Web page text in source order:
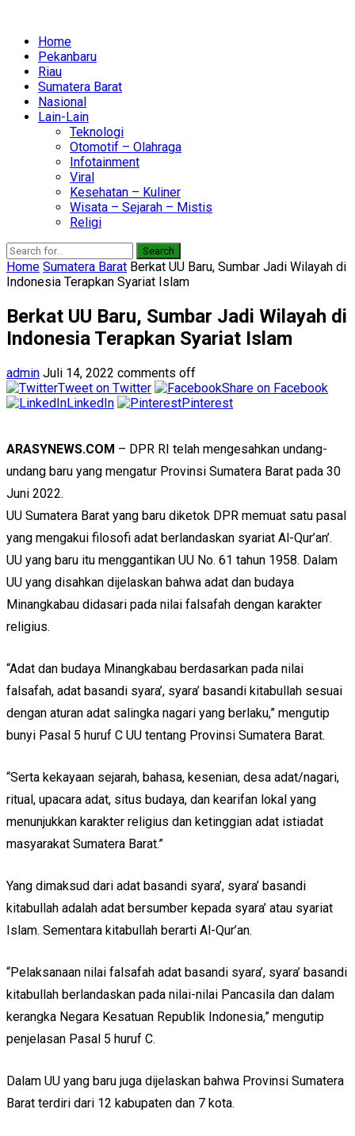
Home
Pekanbaru
Riau
Sumatera Barat
Nasional
Lain-Lain
Teknologi
Otomotif – Olahraga
Infotainment
Viral
Kesehatan – Kuliner
Wisata – Sejarah – Mistis
Religi
Search
Home Sumatera Barat Berkat UU Baru, Sumbar Jadi Wilayah di
Indonesia Terapkan Syariat Islam
Berkat UU Baru, Sumbar Jadi Wilayah di
Indonesia Terapkan Syariat Islam
admin Juli 14, 2022 comments off
Tweet on Twitter
Share on Facebook
LinkedIn
Pinterest
ARASYNEWS.COM – DPR RI telah mengesahkan undang-
undang baru yang mengatur Provinsi Sumatera Barat pada 30
Juni 2022.
UU Sumatera Barat yang baru diketok DPR memuat satu pasal
yang mengakui filosofi adat berlandaskan syariat Al-Qur’an’.
UU yang baru itu menggantikan UU No. 61 tahun 1958. Dalam
UU yang disahkan dijelaskan bahwa adat dan budaya
Minangkabau didasari pada nilai falsafah dengan karakter
religius.
“Adat dan budaya Minangkabau berdasarkan pada nilai
falsafah, adat basandi syara’, syara’ basandi kitabullah sesuai
dengan aturan adat salingka nagari yang berlaku,” mengutip
bunyi Pasal 5 huruf C UU tentang Provinsi Sumatera Barat.
“Serta kekayaan sejarah, bahasa, kesenian, desa adat/nagari,
ritual, upacara adat, situs budaya, dan kearifan lokal yang
menunjukkan karakter religius dan ketinggian adat istiadat
masyarakat Sumatera Barat.”
Yang dimaksud dari adat basandi syara’, syara’ basandi
kitabullah adalah adat bersumber kepada syara’ atau syariat
Islam. Sementara kitabullah berarti Al-Qur’an.
“Pelaksanaan nilai falsafah adat basandi syara’, syara’ basandi
kitabullah berlandaskan pada nilai-nilai Pancasila dan dalam
kerangka Negara Kesatuan Republik Indonesia,” mengutip
penjelasan Pasal 5 huruf C.
Dalam UU yang baru juga dijelaskan bahwa Provinsi Sumatera
Barat terdiri dari 12 kabupaten dan 7 kota.